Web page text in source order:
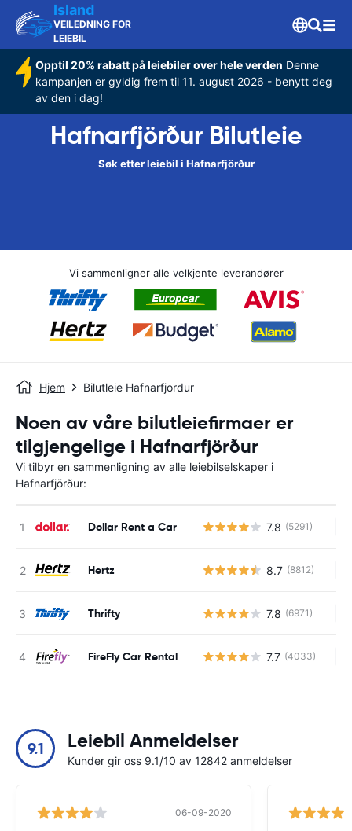
Island
VEILEDNING FOR
LEIEBIL
Opptil 20% rabatt på leiebiler over hele verden Denne
kampanjen er gyldig frem til 11. august 2026 - benytt deg
av den i dag!
Hafnarfjörður Bilutleie
Søk etter leiebil i Hafnarfjörður
Vi sammenligner alle velkjente leverandører
Hjem Bilutleie Hafnarfjordur
Noen av våre bilutleiefirmaer er
tilgjengelige i Hafnarfjörður
Vi tilbyr en sammenligning av alle leiebilselskaper i
Hafnarfjörður:
Dollar Rent a Car 7.8 (5291)
Hertz 8.7 (8812)
Thrifty 7.8 (6971)
FireFly Car Rental 7.7 (4033)
9.1 Leiebil Anmeldelser
Kunder gir oss 9.1/10 av 12842 anmeldelser
06-09-2020